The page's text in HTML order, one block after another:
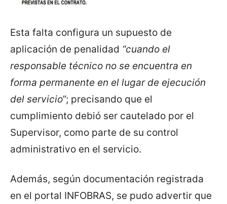
Esta falta configura un supuesto de
aplicación de penalidad “cuando el
responsable técnico no se encuentra en
forma permanente en el lugar de ejecución
del servicio”; precisando que el
cumplimiento debió ser cautelado por el
Supervisor, como parte de su control
administrativo en el servicio.
Además, según documentación registrada
en el portal INFOBRAS, se pudo advertir que